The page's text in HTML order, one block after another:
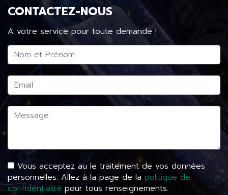
CONTACTEZ-NOUS
A votre service pour toute demande !
Vous acceptez au le traitement de vos données
personnelles. Allez à la page de la politique de
confidentialité pour tous renseignements.